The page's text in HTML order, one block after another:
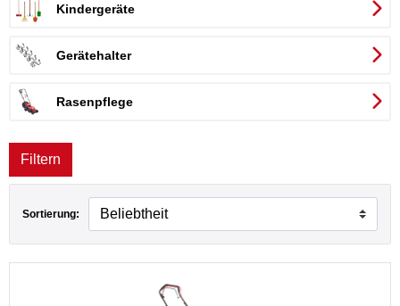
Kindergeräte
Gerätehalter
Rasenpflege
Filtern
Sortierung: